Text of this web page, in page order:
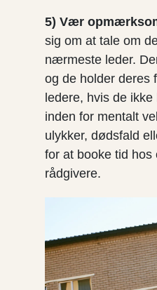
5) Vær
sig om at tale om
nærmeste leder.
og de holder deres
ledere, hvis de
inden for mentalt
ulykker, dødsfald
for at booke tid
rådgivere.